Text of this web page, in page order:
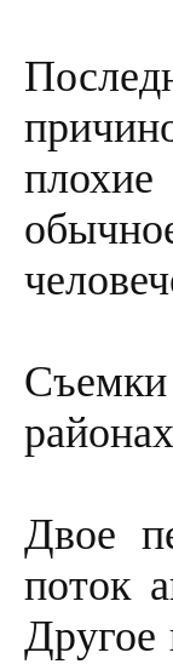
Двое
поток
Другое